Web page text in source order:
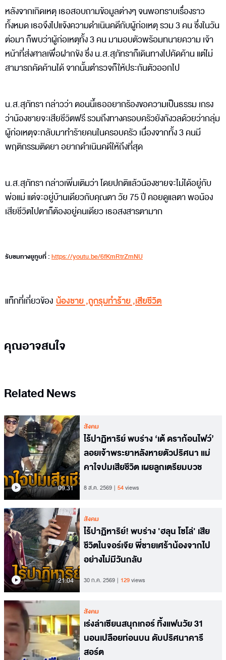
หลังจากเกิดเหตุ เธอสอบถามข้อมูลต่างๆ จนพอทราบเรื่องราว
ทั้งหมด เธอจึงไปแจ้งความดำเนินคดีกับผู้ก่อเหตุ รวม 3 คน ซึ่งในวัน
ต่อมา ก็พบว่าผู้ก่อเหตุทั้ง 3 คน มามอบตัวพร้อมทนายความ เจ้า
หน้าที่ส่งศาลเพื่อฝากขัง ซึ่ง น.ส.สุภัทราก็เดินทางไปคัดค้าน แต่ไม่
สามารถคัดค้านได้ จากนั้นตำรวจก็ให้ประกันตัวออกไป
น.ส.สุภัทรา กล่าวว่า ตอนนี้เธออยากร้องขอความเป็นธรรม เกรง
ว่าน้องชายจะเสียชีวิตฟรี รวมถึงทางครอบครัวยังกังวลด้วยว่ากลุ่ม
ผู้ก่อเหตุจะกลับมาทำร้ายคนในครอบครัว เนื่องจากทั้ง 3 คนมี
พฤติกรรมติดยา อยากดำเนินคดีให้ถึงที่สุด
น.ส.สุภัทรา กล่าวเพิ่มเติมว่า โดยปกติแล้วน้องชายจะไม่ได้อยู่กับ
พ่อแม่ แต่จะอยู่บ้านเดียวกับคุณตา วัย 75 ปี คอยดูแลตา พอน้อง
เสียชีวิตไปตาก็ต้องอยู่คนเดียว เธอสงสารตามาก
รับชมทางยูทูบที่ : https://youtu.be/6fKmRtrZmNU
แท็กที่เกี่ยวข้อง น้องชาย,ถูกรุมทำร้าย,เสียชีวิต
คุณอาจสนใจ
Related News
09.31
สังคม
ไร้ปาฏิหาริย์ พบร่าง ‘เต้ ดราก้อนไฟว์’
ลอยเจ้าพระยาหลังหายตัวปริศนา แม่
คาใจปมเสียชีวิต เผยลูกเตรียมบวช
8 ส.ค. 2569 54views
21.04
สังคม
ไร้ปาฏิหาริย์! พบร่าง 'ฮลุน โซโล่' เสีย
ชีวิตในจอร์เจีย พี่ชายเศร้าน้องจากไป
อย่างไม่มีวันกลับ
30 ก.ค. 2569 129views
สังคม
เร่งล่าเซียนสนุกเกอร์ ทิ้งแฟนวัย 31
นอนเปลือยท่อนบน ดับปริศนาคารี
สอร์ต